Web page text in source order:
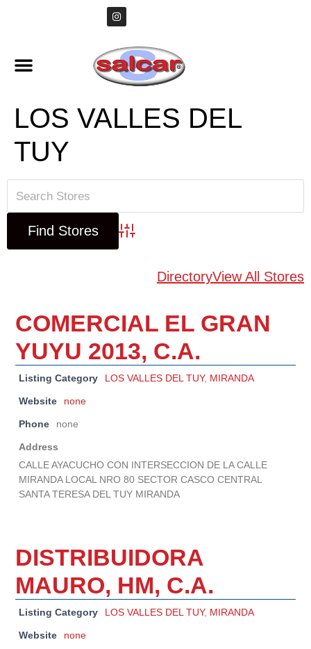
LOS VALLES DEL
TUY
Advanced Search
DirectoryView All Stores
COMERCIAL EL GRAN
YUYU 2013, C.A.
Listing Category LOS VALLES DEL TUY, MIRANDA
Website none
Phone none
Address
CALLE AYACUCHO CON INTERSECCION DE LA CALLE
MIRANDA LOCAL NRO 80 SECTOR CASCO CENTRAL
SANTA TERESA DEL TUY MIRANDA
DISTRIBUIDORA
MAURO, HM, C.A.
Listing Category LOS VALLES DEL TUY, MIRANDA
Website none